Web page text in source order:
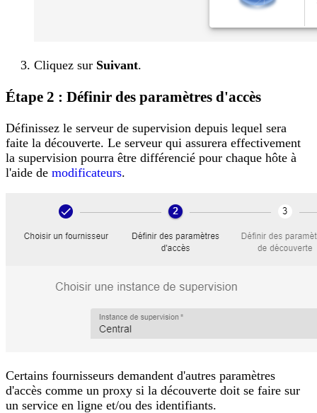
Cliquez sur Suivant.
Étape 2 : Définir des paramètres d'accès
Définissez le serveur de supervision depuis lequel sera
faite la découverte. Le serveur qui assurera effectivement
la supervision pourra être différencié pour chaque hôte à
l'aide de modificateurs.
Certains fournisseurs demandent d'autres paramètres
d'accès comme un proxy si la découverte doit se faire sur
un service en ligne et/ou des identifiants.